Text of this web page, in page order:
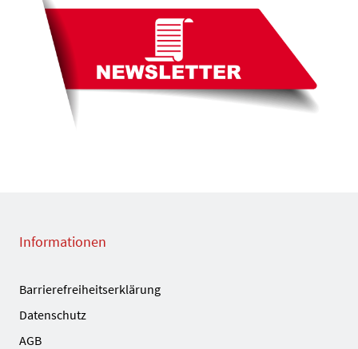
Informationen
Barrierefreiheitserklärung
Datenschutz
AGB